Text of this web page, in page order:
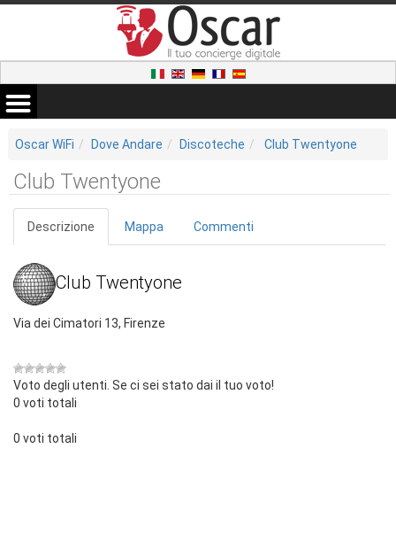
Oscar WiFi Dove Andare Discoteche Club Twentyone
Club Twentyone
Descrizione Mappa Commenti
Club Twentyone
Via dei Cimatori 13, Firenze
Voto degli utenti. Se ci sei stato dai il tuo voto!
0 voti totali
0 voti totali